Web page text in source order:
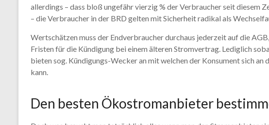
allerdings – dass bloß ungefähr vierzig % der Verbraucher seit diesem
– die Verbraucher in der BRD gelten mit Sicherheit radikal als
Wertschätzen muss der Endverbraucher durchaus jederzeit auf die
Fristen für die Kündigung bei einem älteren Stromvertrag. Lediglich
bieten sog. Kündigungs-Wecker an mit welchen der Konsument sich
kann.
Den besten Ökostromanbieter